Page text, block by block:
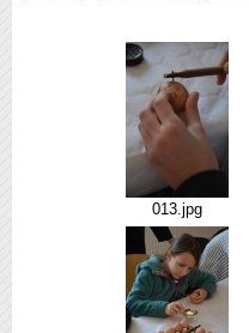
013.jpg